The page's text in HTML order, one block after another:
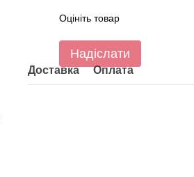
Оцініть товар
Надіслати
Доставка Оплата